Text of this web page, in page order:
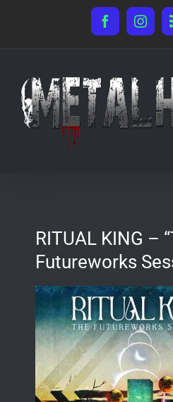
Facebook
RITUAL KING –
Futureworks